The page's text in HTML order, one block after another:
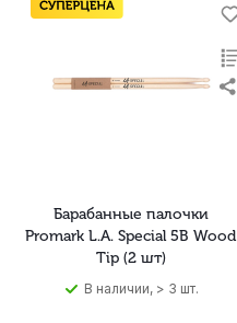
Барабанные палочки
Promark L.A. Special 5B Wood
Tip (2 шт)
В наличии, > 3 шт.